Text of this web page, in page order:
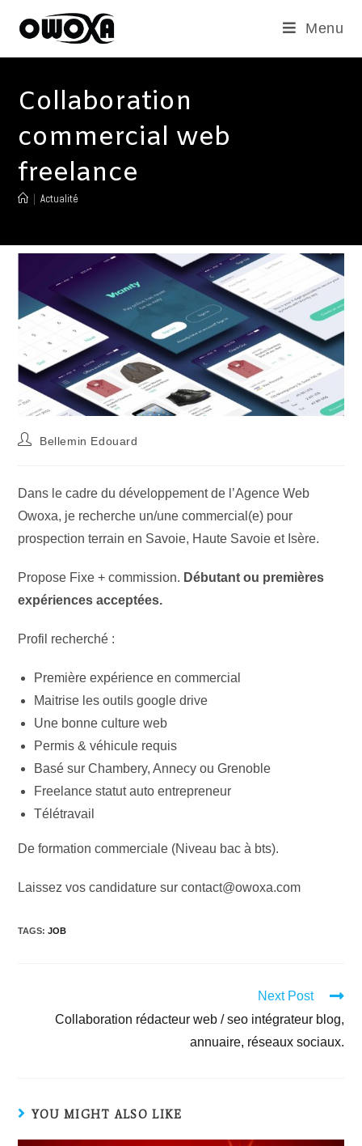
Menu
Collaboration
commercial web
freelance
| Actualité
Bellemin Edouard
Dans le cadre du développement de l’Agence Web
Owoxa, je recherche un/une commercial(e) pour
prospection terrain en Savoie, Haute Savoie et Isère.
Propose Fixe + commission. Débutant ou premières
expériences acceptées.
Profil recherché :
Première expérience en commercial
Maitrise les outils google drive
Une bonne culture web
Permis & véhicule requis
Basé sur Chambery, Annecy ou Grenoble
Freelance statut auto entrepreneur
Télétravail
De formation commerciale (Niveau bac à bts).
Laissez vos candidature sur contact@owoxa.com
TAGS:JOB
Next Post
Collaboration rédacteur web / seo intégrateur blog,
annuaire, réseaux sociaux.
YOU MIGHT ALSO LIKE